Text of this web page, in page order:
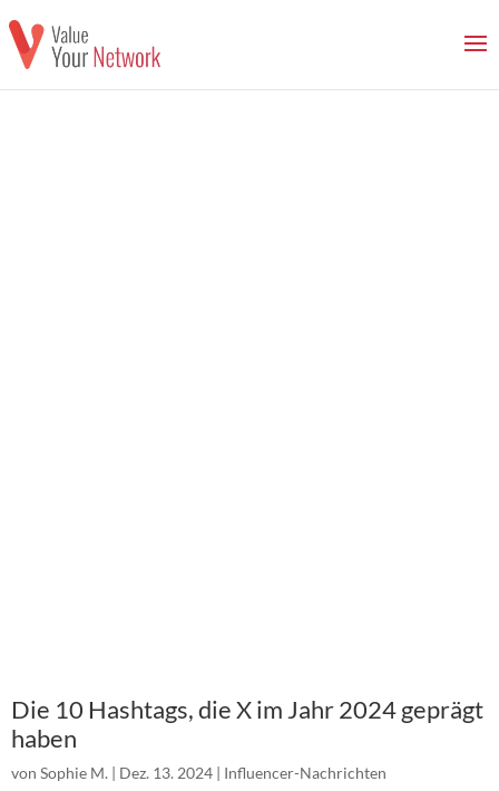
Die 10 Hashtags, die X im Jahr 2024 geprägt
haben
von Sophie M. | Dez. 13. 2024 | Influencer-Nachrichten